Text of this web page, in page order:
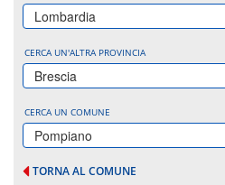
Lombardia
CERCA UN'ALTRA PROVINCIA
Brescia
CERCA UN COMUNE
Pompiano
TORNA AL COMUNE